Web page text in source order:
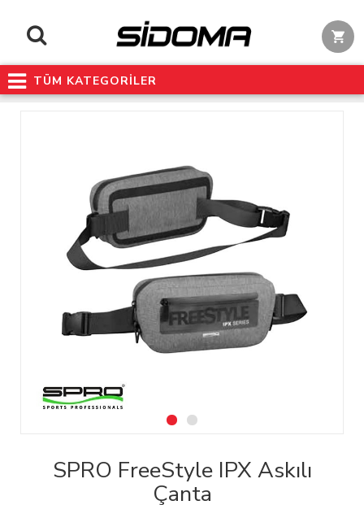
TÜM KATEGORİLER
SPRO FreeStyle IPX Askılı
Çanta